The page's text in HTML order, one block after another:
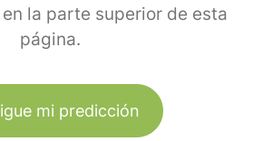
la parte superior de esta
página.
mi predicción